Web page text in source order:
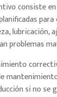
consiste
lubricación,
problemas
si no se